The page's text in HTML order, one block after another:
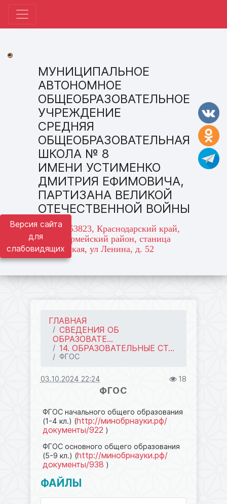
Версия сайта
для
слабовидящих
МУНИЦИПАЛЬНОЕ
АВТОНОМНОЕ
ОБЩЕОБРАЗОВАТЕЛЬНОЕ
УЧРЕЖДЕНИЕ
СРЕДНЯЯ
ОБЩЕОБРАЗОВАТЕЛЬНАЯ
ШКОЛА № 8
ИМЕНИ УСТИМЕНКО
ДМИТРИЯ ЕФИМОВИЧА,
ПАРТИЗАНА ВЕЛИКОЙ
ОТЕЧЕСТВЕННОЙ ВОЙНЫ
адрес: 353823, Краснодарский край,
Красноармейский район, станица
Марьянская, ул Ленина, д. 52
ГЛАВНАЯ
СВЕДЕНИЯ ОБ
ОБРАЗОВАТЕ...
14. ОБРАЗОВАТЕЛЬНЫЕ СТ...
ФГОС
03.10.2024 22:24 18
ФГОС
ФГОС начального общего образования
(1-4 кл.) (http://минобрнауки.рф/
документы/922 )
ФГОС основного общего образования
(5-9 кл.) (http://минобрнауки.рф/
документы/938 )
ФАЙЛЫ